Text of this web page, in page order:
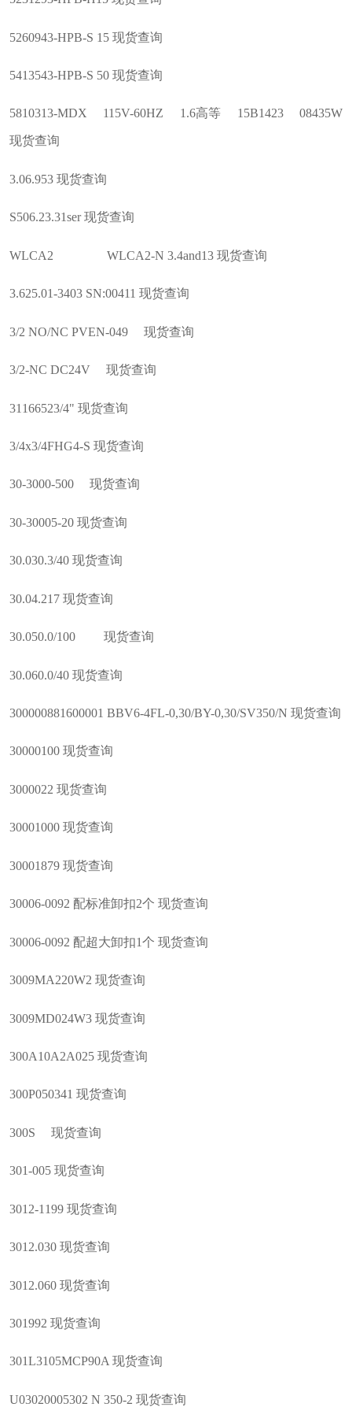
5260943-HPB-S 15 现货查询
5413543-HPB-S 50 现货查询
5810313-MDX 115V-60HZ 1.6高等 15B1423 08435W
现货查询
3.06.953 现货查询
S506.23.31ser 现货查询
WLCA2 WLCA2-N 3.4and13 现货查询
3.625.01-3403 SN:00411 现货查询
3/2 NO/NC PVEN-049 现货查询
3/2-NC DC24V 现货查询
31166523/4" 现货查询
3/4x3/4FHG4-S 现货查询
30-3000-500 现货查询
30-30005-20 现货查询
30.030.3/40 现货查询
30.04.217 现货查询
30.050.0/100 现货查询
30.060.0/40 现货查询
300000881600001 BBV6-4FL-0,30/BY-0,30/SV350/N 现货查询
30000100 现货查询
3000022 现货查询
30001000 现货查询
30001879 现货查询
30006-0092 配标准卸扣2个 现货查询
30006-0092 配超大卸扣1个 现货查询
3009MA220W2 现货查询
3009MD024W3 现货查询
300A10A2A025 现货查询
300P050341 现货查询
300S 现货查询
301-005 现货查询
3012-1199 现货查询
3012.030 现货查询
3012.060 现货查询
301992 现货查询
301L3105MCP90A 现货查询
U03020005302 N 350-2 现货查询